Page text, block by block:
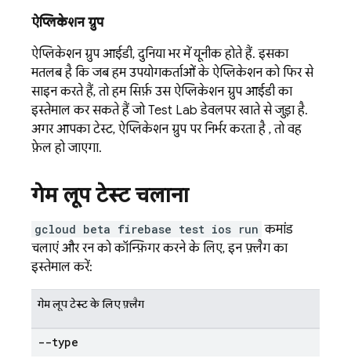
ऐप्लिकेशन ग्रुप
ऐप्लिकेशन ग्रुप आईडी, दुनिया भर में यूनीक होते हैं. इसका
मतलब है कि जब हम उपयोगकर्ताओं के ऐप्लिकेशन को फिर से
साइन करते हैं, तो हम सिर्फ़ उस ऐप्लिकेशन ग्रुप आईडी का
इस्तेमाल कर सकते हैं जोTest Lab डेवलपर खाते से जुड़ा है.
अगर आपका टेस्ट, ऐप्लिकेशन ग्रुप पर निर्भर करता है , तो वह
फ़ेल हो जाएगा.
गेम लूप टेस्ट चलाना
gcloud beta firebase test ios run कमांड
चलाएं और रन को कॉन्फ़िगर करने के लिए, इन फ़्लैग का
इस्तेमाल करें:
गेम लूप टेस्ट के लिए फ़्लैग
--type